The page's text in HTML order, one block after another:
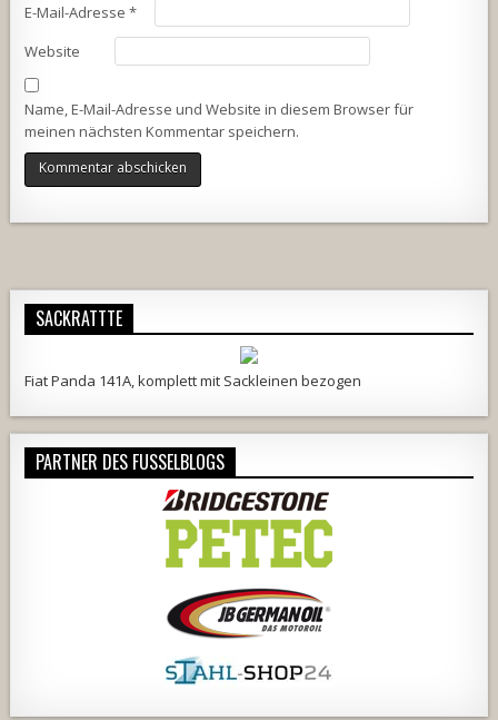
E-Mail-Adresse*
Website
Name, E-Mail-Adresse und Website in diesem Browser für
meinen nächsten Kommentar speichern.
SACKRATTTE
Fiat Panda 141A, komplett mit Sackleinen bezogen
PARTNER DES FUSSELBLOGS